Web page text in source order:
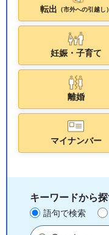
転出 （市外への引越し）
妊娠・子育て
離婚
マイナンバー
キーワードから
語句で検索